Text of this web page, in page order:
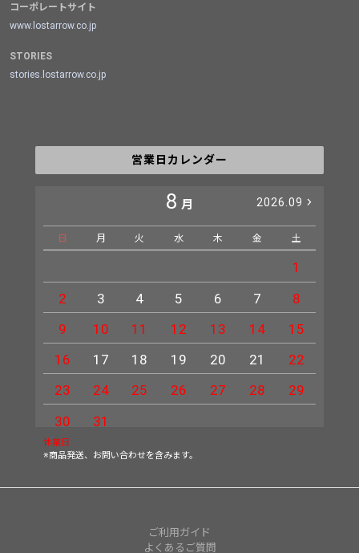
コーポレートサイト
www.lostarrow.co.jp
STORIES
stories.lostarrow.co.jp
営業日カレンダー
8 月 2026.09
日 月 火 水 木 金 土
1
2
3 4 5 6 7
8
9
10 11 12 13 14
15
16
17 18 19 20 21
22
23
24 25 26 27 28
29
30
31
休業日
※商品発送、お問い合わせを含みます。
ご利用ガイド
よくあるご質問